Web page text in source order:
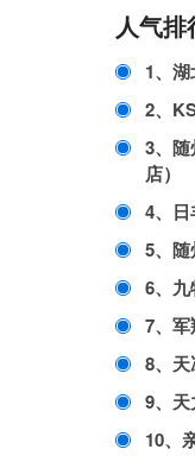
人气排
1、
2、
3、
店）
4、
5、
6、
7、
8、
9、
10、